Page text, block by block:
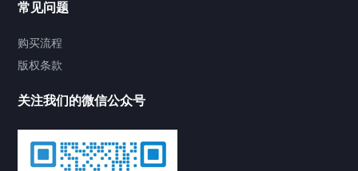
常见问题
购买流程
版权条款
关注我们的微信公众号